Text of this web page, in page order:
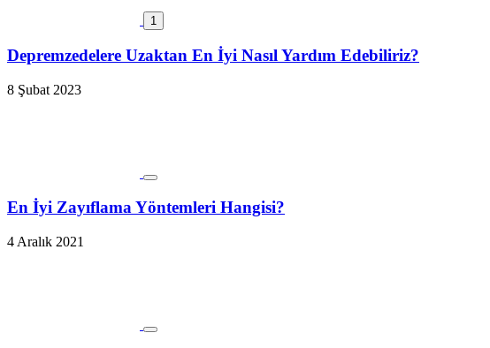
1
Depremzedelere Uzaktan En İyi Nasıl Yardım Edebiliriz?
8 Şubat 2023
En İyi Zayıflama Yöntemleri Hangisi?
4 Aralık 2021